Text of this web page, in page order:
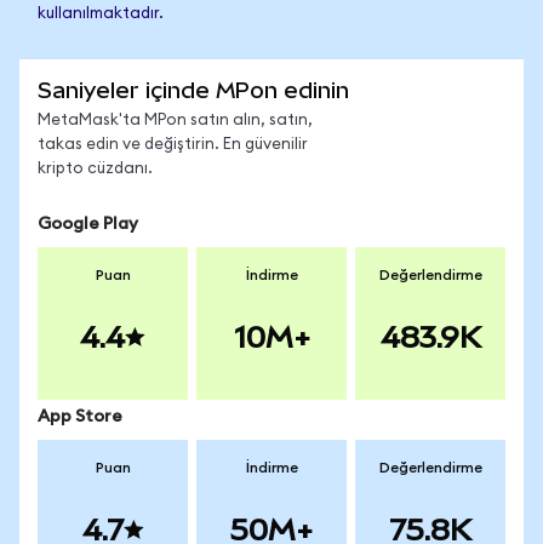
kullanılmaktadır.
Saniyeler içinde MPon edinin
MetaMask'ta MPon satın alın, satın,
takas edin ve değiştirin. En güvenilir
kripto cüzdanı.
Google Play
Puan
4.4
İndirme
10M+
Değerlendirme
483.9K
App Store
Puan
4.7
İndirme
50M+
Değerlendirme
75.8K